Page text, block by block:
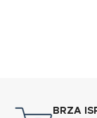
BRZA